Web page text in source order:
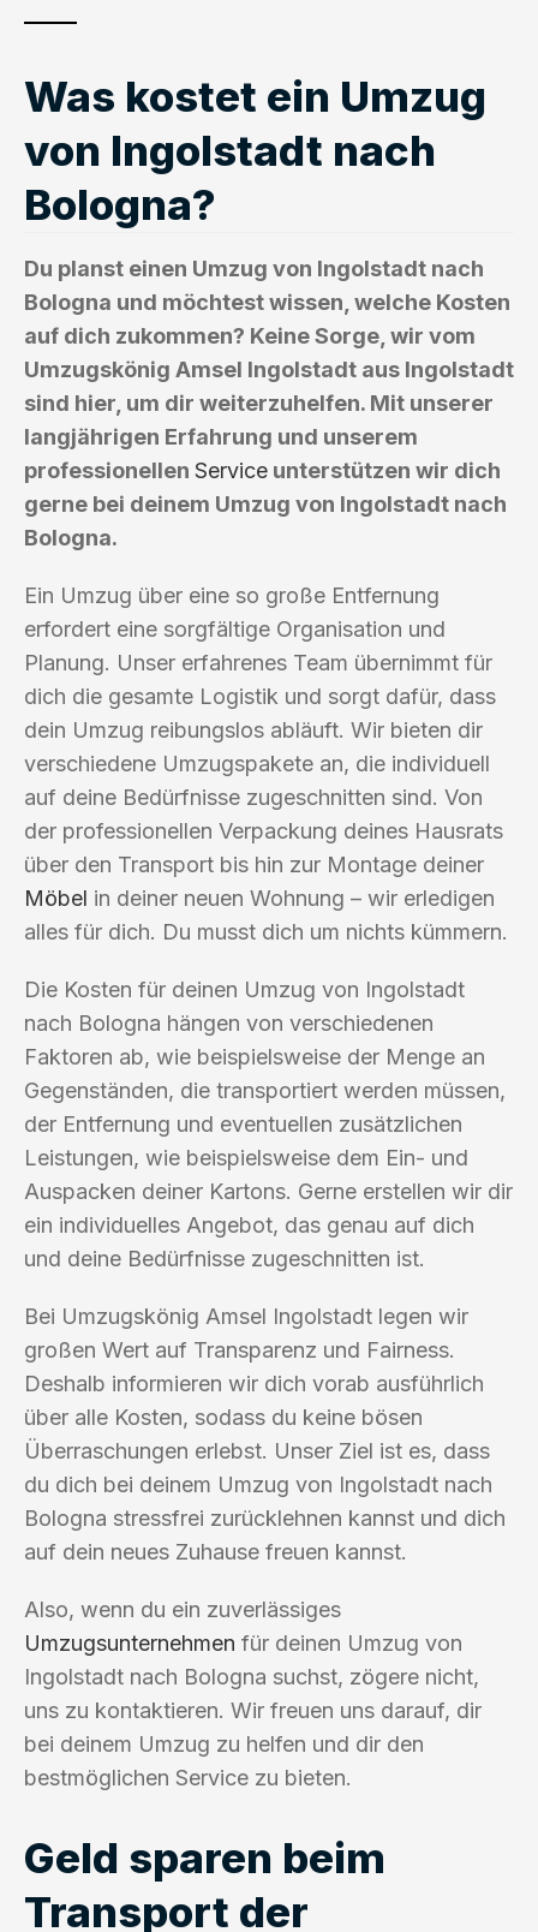
Was kostet ein Umzug
von Ingolstadt nach
Bologna?
Du planst einen Umzug von Ingolstadt nach
Bologna und möchtest wissen, welche Kosten
auf dich zukommen? Keine Sorge, wir vom
Umzugskönig Amsel Ingolstadt aus Ingolstadt
sind hier, um dir weiterzuhelfen. Mit unserer
langjährigen Erfahrung und unserem
professionellen Service unterstützen wir dich
gerne bei deinem Umzug von Ingolstadt nach
Bologna.
Ein Umzug über eine so große Entfernung
erfordert eine sorgfältige Organisation und
Planung. Unser erfahrenes Team übernimmt für
dich die gesamte Logistik und sorgt dafür, dass
dein Umzug reibungslos abläuft. Wir bieten dir
verschiedene Umzugspakete an, die individuell
auf deine Bedürfnisse zugeschnitten sind. Von
der professionellen Verpackung deines Hausrats
über den Transport bis hin zur Montage deiner
Möbel in deiner neuen Wohnung – wir erledigen
alles für dich. Du musst dich um nichts kümmern.
Die Kosten für deinen Umzug von Ingolstadt
nach Bologna hängen von verschiedenen
Faktoren ab, wie beispielsweise der Menge an
Gegenständen, die transportiert werden müssen,
der Entfernung und eventuellen zusätzlichen
Leistungen, wie beispielsweise dem Ein- und
Auspacken deiner Kartons. Gerne erstellen wir dir
ein individuelles Angebot, das genau auf dich
und deine Bedürfnisse zugeschnitten ist.
Bei Umzugskönig Amsel Ingolstadt legen wir
großen Wert auf Transparenz und Fairness.
Deshalb informieren wir dich vorab ausführlich
über alle Kosten, sodass du keine bösen
Überraschungen erlebst. Unser Ziel ist es, dass
du dich bei deinem Umzug von Ingolstadt nach
Bologna stressfrei zurücklehnen kannst und dich
auf dein neues Zuhause freuen kannst.
Also, wenn du ein zuverlässiges
Umzugsunternehmen für deinen Umzug von
Ingolstadt nach Bologna suchst, zögere nicht,
uns zu kontaktieren. Wir freuen uns darauf, dir
bei deinem Umzug zu helfen und dir den
bestmöglichen Service zu bieten.
Geld sparen beim
Transport der